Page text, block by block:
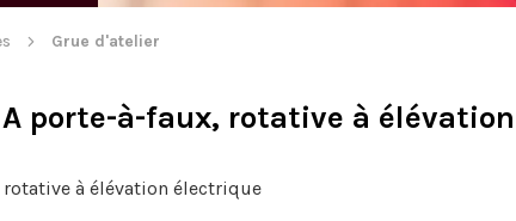
Grue d'atelier
porte-à-faux, rotative à
à élévation électrique